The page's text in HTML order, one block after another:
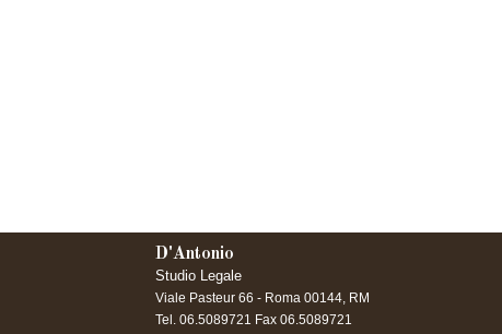
D'Antonio
Studio Legale
Viale Pasteur 66 - Roma 00144, RM
Tel. 06.5089721 Fax 06.5089721